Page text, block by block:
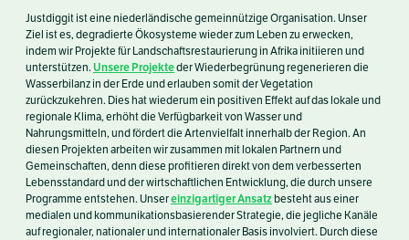
Justdiggit ist eine niederländische gemeinnützige Organisation. Unser
Ziel ist es, degradierte Ökosysteme wieder zum Leben zu erwecken,
indem wir Projekte für Landschaftsrestaurierung in Afrika initiieren und
unterstützen. Unsere Projekteder Wiederbegrünung regenerieren die
Wasserbilanz in der Erde und erlauben somit der Vegetation
zurückzukehren. Dies hat wiederum ein positiven Effekt auf das lokale und
regionale Klima, erhöht die Verfügbarkeit von Wasser und
Nahrungsmitteln, und fördert die Artenvielfalt innerhalb der Region. An
diesen Projekten arbeiten wir zusammen mit lokalen Partnern und
Gemeinschaften, denn diese profitieren direkt von dem verbesserten
Lebensstandard und der wirtschaftlichen Entwicklung, die durch unsere
Programme entstehen. Unsereinzigartiger Ansatzbesteht aus einer
medialen und kommunikationsbasierender Strategie, die jegliche Kanäle
auf regionaler, nationaler und internationaler Basis involviert. Durch diese